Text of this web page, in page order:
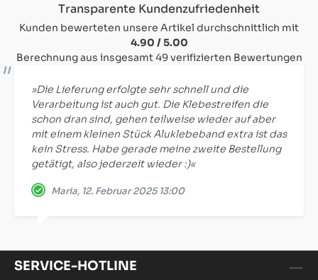
Durchschnittliche Bewertung von 4.9 von 5 Sternen
Transparente Kundenzufriedenheit
Kunden bewerteten unsere Artikel durchschnittlich mit
4.90 / 5.00
Berechnung aus insgesamt 49 verifizierten Bewertungen
»Die Lieferung erfolgte sehr schnell und die
Verarbeitung ist auch gut. Die Klebestreifen die
schon dran sind, gehen teilweise wieder auf aber
mit einem kleinen Stück Aluklebeband extra ist das
kein Stress. Habe gerade meine zweite Bestellung
getätigt, also jederzeit wieder :)«
Maria, 12. Februar 2025 13:00
SERVICE-HOTLINE